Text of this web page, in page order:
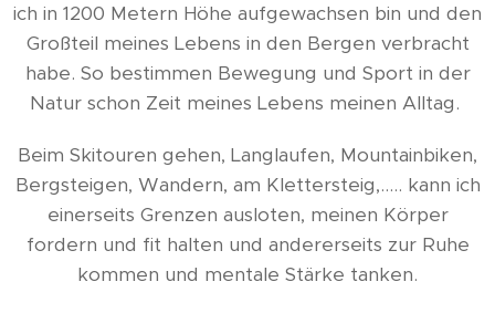
ich in 1200 Metern Höhe aufgewachsen bin und den
Großteil meines Lebens in den Bergen verbracht
habe. So bestimmen Bewegung und Sport in der
Natur schon Zeit meines Lebens meinen Alltag.
Beim Skitouren gehen, Langlaufen, Mountainbiken,
Bergsteigen, Wandern, am Klettersteig,..... kann ich
einerseits Grenzen ausloten, meinen Körper
fordern und fit halten und andererseits zur Ruhe
kommen und mentale Stärke tanken.